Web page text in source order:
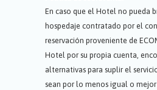
En caso que el Hotel no pueda
hospedaje contratado por el
reservación proveniente de
Hotel por su propia cuenta,
alternativas para suplir el
sean por lo menos igual o